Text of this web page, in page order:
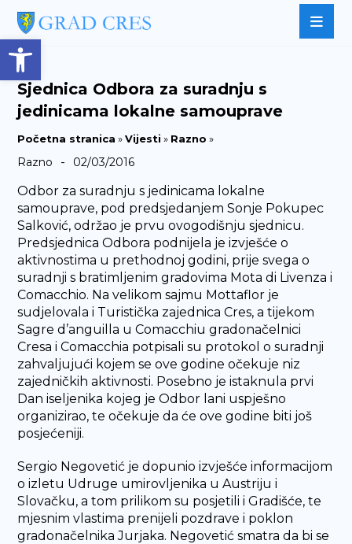
Open toolbar
Sjednica Odbora za suradnju s
jedinicama lokalne samouprave
Početna stranica »Vijesti » Razno »
Razno - 02/03/2016
Odbor za suradnju s jedinicama lokalne
samouprave, pod predsjedanjem Sonje Pokupec
Salković, održao je prvu ovogodišnju sjednicu.
Predsjednica Odbora podnijela je izvješće o
aktivnostima u prethodnoj godini, prije svega o
suradnji s bratimljenim gradovima Mota di Livenza i
Comacchio. Na velikom sajmu Mottaflor je
sudjelovala i Turistička zajednica Cres, a tijekom
Sagre d’anguilla u Comacchiu gradonačelnici
Cresa i Comacchia potpisali su protokol o suradnji
zahvaljujući kojem se ove godine očekuje niz
zajedničkih aktivnosti. Posebno je istaknula prvi
Dan iseljenika kojeg je Odbor lani uspješno
organizirao, te očekuje da će ove godine biti još
posjećeniji.
Sergio Negovetić je dopunio izvješće informacijom
o izletu Udruge umirovljenika u Austriju i
Slovačku, a tom prilikom su posjetili i Gradišće, te
mjesnim vlastima prenijeli pozdrave i poklon
gradonačelnika Jurjaka. Negovetić smatra da bi se